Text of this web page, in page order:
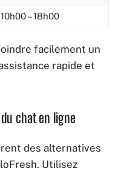
10h00 – 18h00
facilement un
rapide et
chat en ligne
des alternatives
Utilisez